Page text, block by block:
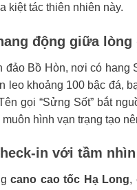
kiệt tác thiên nhiên này.
động giữa lòng
Bồ Hòn, nơi có
leo khoảng 100 bậc đá,
gọi “Sửng Sốt” bắt
hình vạn trạng tạo
in với tầm
cano cao tốc Hạ Long,